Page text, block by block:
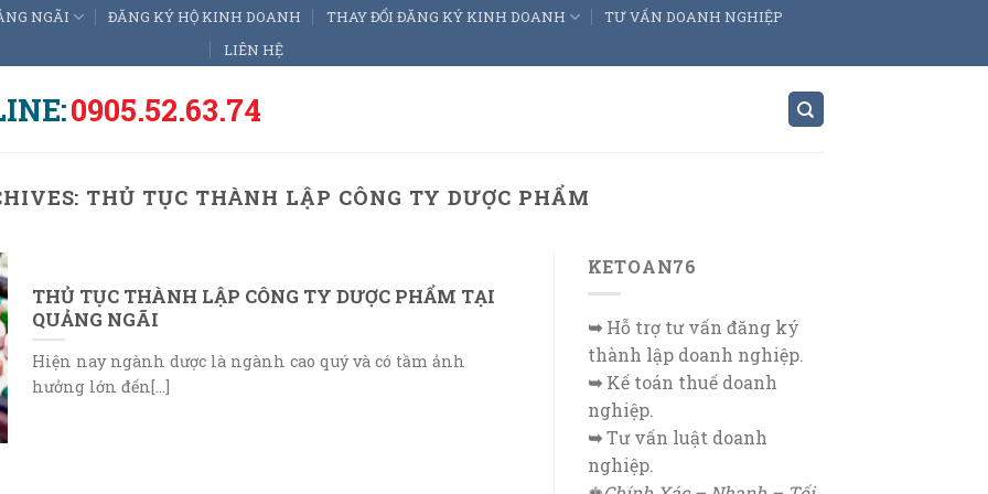
NGÃI ĐĂNG KÝ HỘ KINH DOANH THAY ĐỔI ĐĂNG KÝ KINH DOANH
TƯ VẤN DOANH NGHIỆP
LIÊN HỆ
0905.52.63.74
THỦ TỤC THÀNH LẬP CÔNG TY DƯỢC PHẨM
THỦ TỤC THÀNH LẬP CÔNG TY DƯỢC PHẨM TẠI
QUẢNG NGÃI
Hiện nay ngành dược là ngành cao quý và có tầm ảnh
hưởng lớn đến[...]
KETOAN76
➥Hỗ trợ tư vấn đăng ký
thành lập doanh nghiệp.
➥Kế toán thuế doanh
nghiệp.
➥Tư vấn luật doanh
nghiệp.